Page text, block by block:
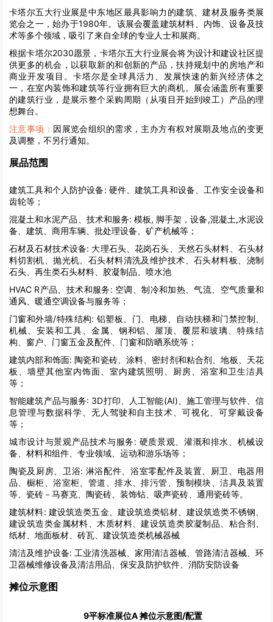
卡塔尔五大行业展是中东地区最具影响力的建筑、建材及服务类展
览会之一，始办于1980年。‌该展会覆盖建筑材料、内饰、设备及技
术等多个领域，吸引了来自全球的专业人士和展商‌。
根据卡塔尔2030愿景，卡塔尔五大行业展会将为设计和建设社区提
供更多的机会，以获取新的和创新的产品，扶持规划中的房地产和
商业开发项目。卡塔尔是全球具活力、发展快速的新兴经济体之
一，在室内装饰和建筑等行业拥有巨大的商机。展会涵盖所有重要
的建筑行业，是展示整个采购周期（从项目开始到竣工）产品的理
想舞台。
注意事项： 因展览会组织的需求，主办方有权对展期及地点的变更
及调整，不另行通知。
展品范围
建筑工具和个人防护设备: 硬件、建筑工具和设备、工作安全设备和
齿轮等；
混凝土和水泥产品、技术和服务: 模板, 脚手架，设备,混凝土,水泥设
备、建筑、商用车辆、批处理设备、矿产机械等；
石材及石材技术设备: 大理石头、花岗石头、天然石头材料、石头材
料切割机、抛光机、石头材料清洗及维护技术、石头材料板、浇制
石头、再生类石头材料、胶凝制品、喷水池
HVAC R产品、技术和服务: 空调、制冷和加热、气流、空气质量和
通风、暖通空调设备与服务等；
门窗和外墙/特殊结构: 铝塑板、门、电梯、自动扶梯和门禁控制、
机械、安装和工具、金属、钢和铝、屋顶、覆层和玻璃、特殊结
构、窗户、门窗五金及配件、门窗和防晒系统等；
建筑内部和饰面: 陶瓷和瓷砖、涂料、密封剂和粘合剂、地板、天花
板、墙壁其他室内饰面、室内建筑照明、厨房、浴室和卫生洁具
等；
智能建筑产品与服务: 3D打印、人工智能(AI)、施工管理与软件、信
息管理与数据科学、无人驾驶和自主技术、可视化、可穿戴设备
等；
城市设计与景观产品技术与服务: 硬质景观、灌溉和排水、机械设
备、材料和组件、专业领域、运动和游乐场等；
陶瓷及厨房、卫浴: 淋浴配件、浴室零配件及装置、厨卫、电器用
品、橱柜、浴室柜、管道、排水、排污管、预制模块、洁具及装置
等、瓷砖－马赛克、陶瓷砖、装饰钻、吸声瓷砖、通用瓷砖等。
建筑材料: 建设筑造类五金、建设筑造类铝材、建设筑造类不锈钢、
建设筑造类金属材料、木质材料、建设筑造类胶凝制品、粘合剂、
纸材、地面板材、砖瓦、建设筑造类机械器械
清洁及维护设备: 工业清洗器械、家用清洁器械、管路清洁器械、环
卫器械维修设备及清洁用品、保安及防护软件、消防安防设备
摊位示意图
9平标准展位A 摊位示意图/配置